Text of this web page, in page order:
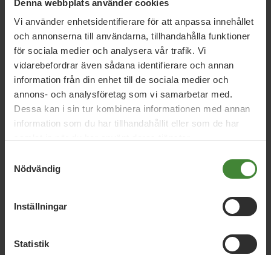
Denna webbplats använder cookies
Vi använder enhetsidentifierare för att anpassa innehållet
och annonserna till användarna, tillhandahålla funktioner
för sociala medier och analysera vår trafik. Vi
vidarebefordrar även sådana identifierare och annan
information från din enhet till de sociala medier och
annons- och analysföretag som vi samarbetar med.
Dessa kan i sin tur kombinera informationen med annan
information som du har tillhandahållit eller som de har
Nödvändig
Inställningar
Statistik
MP lovar ny ”kulturell allemansrätt”
9 januari 2026
Regeringens friskoleförslag räcker inte –
Miljöpartiet kräver vinstförbud
reformeras